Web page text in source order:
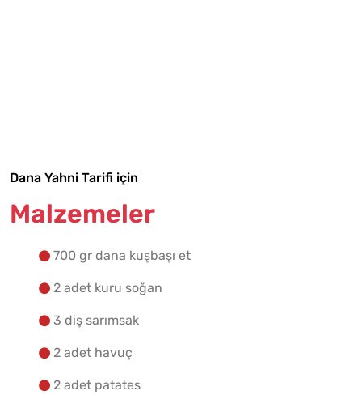
Yapılış Adımlarına Geç
Dana Yahni Tarifi için
Malzemeler
700 gr dana kuşbaşı et
2 adet kuru soğan
3 diş sarımsak
2 adet havuç
2 adet patates